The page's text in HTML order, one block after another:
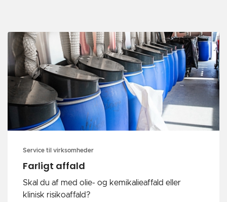
Service til virksomheder
Farligt affald
Skal du af med olie- og kemikalieaffald eller
klinisk risikoaffald?